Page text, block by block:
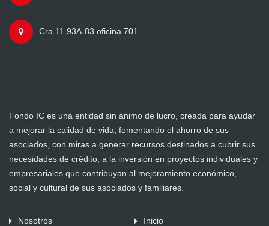
Cra 11 93A-83 oficina 701
Fondo IC es una entidad sin ánimo de lucro, creada para ayudar
a mejorar la calidad de vida, fomentando el ahorro de sus
asociados, con miras a generar recursos destinados a cubrir sus
necesidades de crédito; a la inversión en proyectos individuales y
empresariales que contribuyan al mejoramiento económico,
social y cultural de sus asociados y familiares.
Nosotros Inicio